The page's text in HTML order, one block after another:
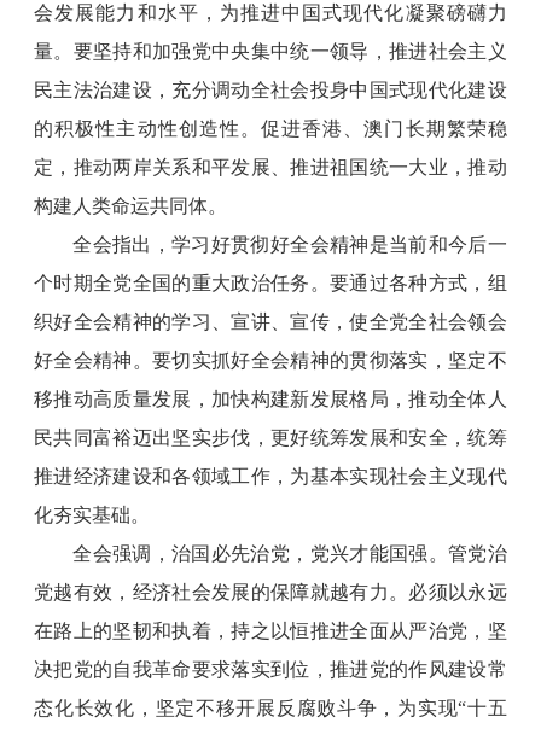
会发展能力和水平，为推进中国式现代化凝聚磅礴力
量。要坚持和加强党中央集中统一领导，推进社会主义
民主法治建设，充分调动全社会投身中国式现代化建设
的积极性主动性创造性。促进香港、澳门长期繁荣稳
定，推动两岸关系和平发展、推进祖国统一大业，推动
构建人类命运共同体。
全会指出，学习好贯彻好全会精神是当前和今后一
个时期全党全国的重大政治任务。要通过各种方式，组
织好全会精神的学习、宣讲、宣传，使全党全社会领会
好全会精神。要切实抓好全会精神的贯彻落实，坚定不
移推动高质量发展，加快构建新发展格局，推动全体人
民共同富裕迈出坚实步伐，更好统筹发展和安全，统筹
推进经济建设和各领域工作，为基本实现社会主义现代
化夯实基础。
全会强调，治国必先治党，党兴才能国强。管党治
党越有效，经济社会发展的保障就越有力。必须以永远
在路上的坚韧和执着，持之以恒推进全面从严治党，坚
决把党的自我革命要求落实到位，推进党的作风建设常
态化长效化，坚定不移开展反腐败斗争，为实现“十五